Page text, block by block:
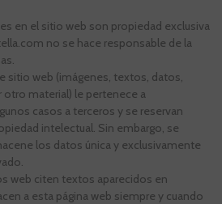
en el sitio web son propiedad exclusiva
no se hace responsable de la
sitio web (imágenes, textos, datos,
otro material) le pertenece a
casos a terceros y se reservan
intelectual. Sin embargo, se
los datos única y exclusivamente
web citen textos aparecidos en
a esta página web siempre y cuando